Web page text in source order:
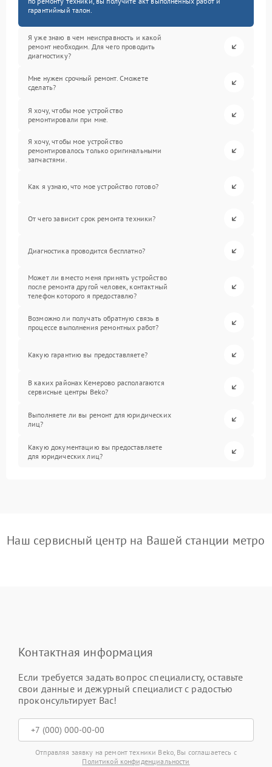
гарантийный талон.
Я уже знаю в чем неисправность и какой
ремонт необходим. Для чего проводить
диагностику?
Мне нужен срочный ремонт. Сможете
сделать?
Я хочу, чтобы мое устройство
ремонтировали при мне.
Я хочу, чтобы мое устройство
ремонтировалось только оригинальными
запчастями.
Как я узнаю, что мое устройство готово?
От чего зависит срок ремонта техники?
Диагностика проводится бесплатно?
Может ли вместо меня принять устройство
после ремонта другой человек, контактный
телефон которого я предоставлю?
Возможно ли получать обратную связь в
процессе выполнения ремонтных работ?
Какую гарантию вы предоставляете?
В каких районах Кемерово располагаются
сервисные центры Beko?
Выполняете ли вы ремонт для юридических
лиц?
Какую документацию вы предоставляете
для юридических лиц?
Наш сервисный центр на Вашей станции метро
Контактная информация
Если требуется задать вопрос специалисту, оставьте
свои данные и дежурный специалист с радостью
проконсультирует Вас!
Отправляя заявку на ремонт техники Beko, Вы соглашаетесь с
Политикой конфиденциальности